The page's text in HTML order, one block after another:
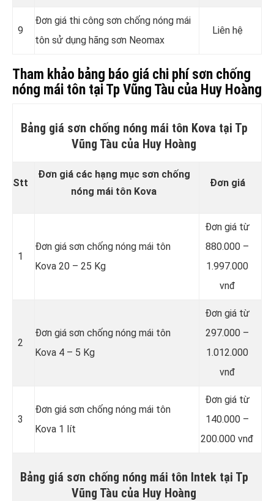
9
Đơn giá thi công sơn chống nóng mái
tôn sử dụng hãng sơn Neomax
Liên hệ
Tham khảo bảng báo giá chi phí sơn chống
nóng mái tôn tại Tp Vũng Tàu của Huy Hoàng
Bảng giá sơn chống nóng mái tôn Kova tại Tp
Vũng Tàu của Huy Hoàng
Stt
Đơn giá các hạng mục sơn chống
nóng mái tôn Kova
Đơn giá
1
Đơn giá sơn chống nóng mái tôn
Kova 20 – 25 Kg
Đơn giá từ
880.000 –
1.997.000
vnđ
2
Đơn giá sơn chống nóng mái tôn
Kova 4 – 5 Kg
Đơn giá từ
297.000 –
1.012.000
vnđ
3
Đơn giá sơn chống nóng mái tôn
Kova 1 lít
Đơn giá từ
140.000 –
200.000 vnđ
Bảng giá sơn chống nóng mái tôn Intek tại Tp
Vũng Tàu của Huy Hoàng